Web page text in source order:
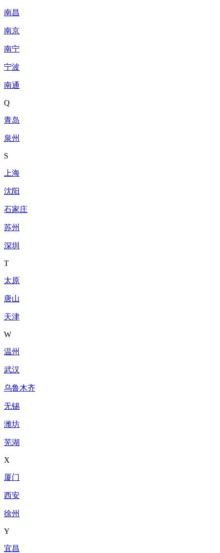
南昌
南京
南宁
宁波
南通
Q
青岛
泉州
S
上海
沈阳
石家庄
苏州
深圳
T
太原
唐山
天津
W
温州
武汉
乌鲁木齐
无锡
潍坊
芜湖
X
厦门
西安
徐州
Y
宜昌